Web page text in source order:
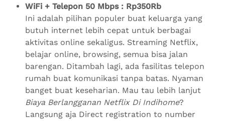
WiFi + Telepon 50 Mbps : Rp350Rb
Ini adalah pilihan populer buat keluarga yang
butuh internet lebih cepat untuk berbagai
aktivitas online sekaligus. Streaming Netflix,
belajar online, browsing, semua bisa jalan
barengan. Ditambah lagi, ada fasilitas telepon
rumah buat komunikasi tanpa batas. Nyaman
banget buat keseharian. Mau tau lebih lanjut
Biaya Berlangganan Netflix Di Indihome?
Langsung aja Direct registration to number